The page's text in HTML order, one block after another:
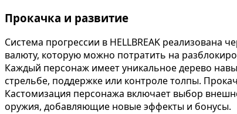
Прокачка и развитие
Система прогрессии в HELLBREAK
валюту, которую можно потратить на
Каждый персонаж имеет уникальное дерево
стрельбе, поддержке или контроле толпы.
Кастомизация персонажа включает выбор
оружия, добавляющие новые эффекты и бонусы.